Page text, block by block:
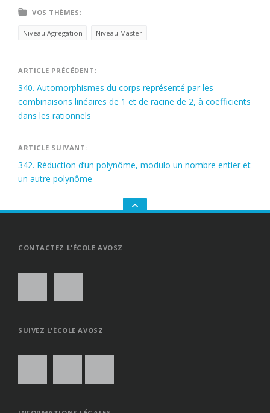
VOS THÈMES:
Niveau Agrégation Niveau Master
Navigation
de
l’article
ARTICLE PRÉCÉDENT:
340. Automorphismes du corps représenté par les
combinaisons linéaires de 1 et de racine de 2, à coefficients
dans les rationnels
ARTICLE SUIVANT:
342. Réduction d’un polynôme, modulo un nombre entier et
un autre polynôme
GO
CONTACTEZ L'ÉCOLE AVOSZ
SUIVEZ L'ÉCOLE AVOSZ